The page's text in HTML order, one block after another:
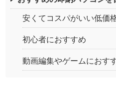
安くてコスパがいい低価
初心者におすすめ
動画編集やゲームにおす